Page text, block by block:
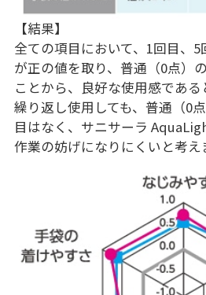
【結果】
全ての項目において、1回目、
が正の値を取り、普通（0点）
ことから、良好な使用感である
繰り返し使用しても、普通（0
目はなく、サニサーラ
作業の妨げになりにくいと考え